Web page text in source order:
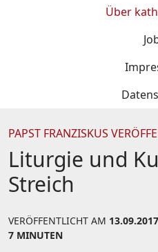
Über
PAPST FRANZISKUS
Liturgie und
Streich
VERÖFFENTLICHT AM
7 MINUTEN